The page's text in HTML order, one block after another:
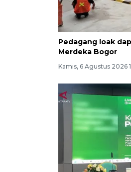
Pedagang loak
Merdeka Bogor
Kamis, 6 Agustus 2026